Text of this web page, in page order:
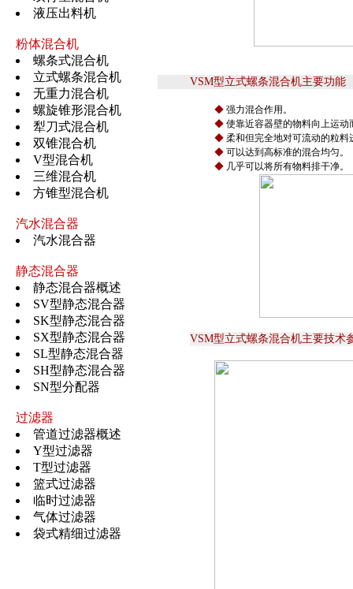
液压出料机
粉体混合机
螺条式混合机
立式螺条混合机
无重力混合机
螺旋锥形混合机
犁刀式混合机
双锥混合机
V型混合机
三维混合机
方锥型混合机
汽水混合器
汽水混合器
静态混合器
静态混合器概述
SV型静态混合器
SK型静态混合器
SX型静态混合器
SL型静态混合器
SH型静态混合器
SN型分配器
过滤器
管道过滤器概述
Y型过滤器
T型过滤器
篮式过滤器
临时过滤器
气体过滤器
袋式精细过滤器
VSM型立式螺条混合机主要功能
◆ 强力混合作用。
◆ 使靠近容器壁的物料向上运
◆ 柔和但完全地对可流动的粒
◆ 可以达到高标准的混合均匀。
◆ 几乎可以将所有物料排干净。
VSM型立式螺条混合机主要技术